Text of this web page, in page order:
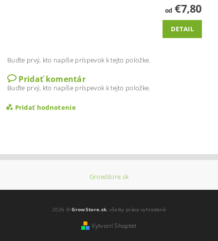
od€7,80
DETAIL
Buďte prvý, kto napíše príspevok k tejto položke.
Pridať komentár
Buďte prvý, kto napíše príspevok k tejto položke.
Pridať hodnotenie
GrowStore.sk
2026 ©GrowStore.sk , všetky práva vyhradené
Vytvoril Shoptet